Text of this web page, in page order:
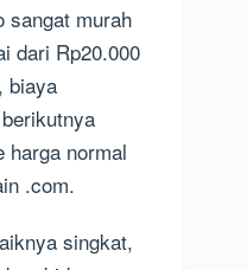
sangat murah
dari Rp20.000
biaya
harga normal
.com.
singkat,